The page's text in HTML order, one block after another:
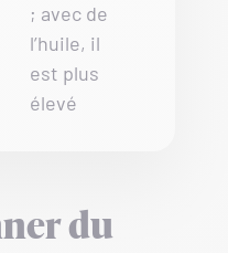
; avec de
l’huile, il
est plus
élevé
du